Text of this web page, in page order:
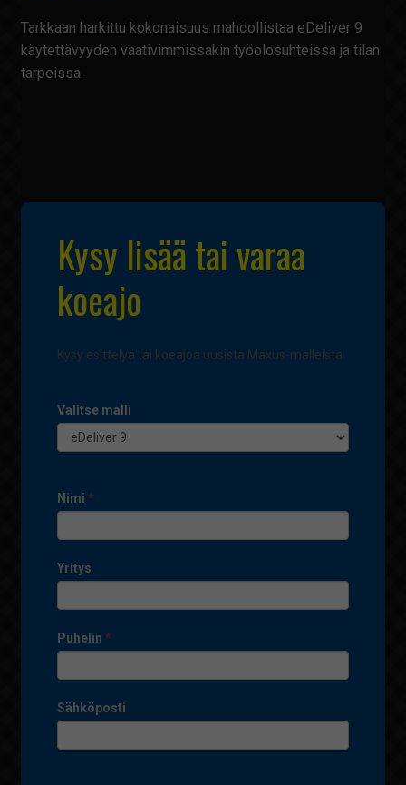
Tarkkaan harkittu kokonaisuus mahdollistaa eDeliver 9
käytettävyyden vaativimmissakin työolosuhteissa ja tilan
tarpeissa.
Kysy lisää tai varaa
koeajo
Maxus-
Kysy esittelyä tai koeajoa uusista Maxus-malleista
Valitse malli
Nimi *
Yritys
Puhelin *
Sähköposti